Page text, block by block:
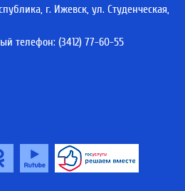
г. Ижевск, ул. Студенческая,
телефон: (3412) 77-60-55